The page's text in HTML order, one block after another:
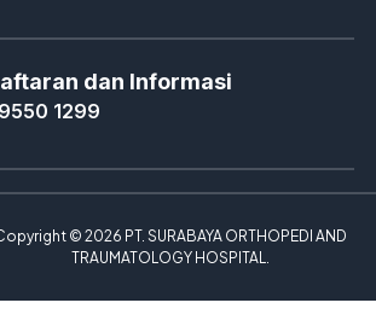
dan Informasi
1299
© 2026 PT. SURABAYA ORTHOPEDI AND
TRAUMATOLOGY HOSPITAL.